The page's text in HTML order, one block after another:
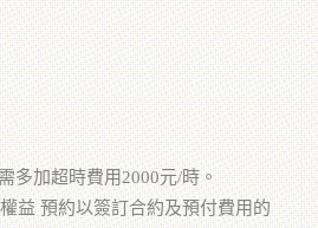
多加超時費用2000元/時。
益 預約以簽訂合約及預付費用的